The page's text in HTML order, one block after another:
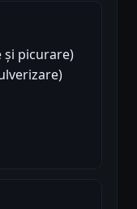
și picurare)